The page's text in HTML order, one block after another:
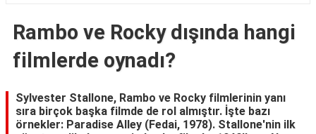
Oyun
Yaşam
Hukuk
Blog
Rambo ve Rocky dışında hangi
filmlerde oynadı?
Sylvester Stallone, Rambo ve Rocky filmlerinin yanı
sıra birçok başka filmde de rol almıştır. İşte bazı
örnekler: Paradise Alley (Fedai, 1978). Stallone'nin ilk